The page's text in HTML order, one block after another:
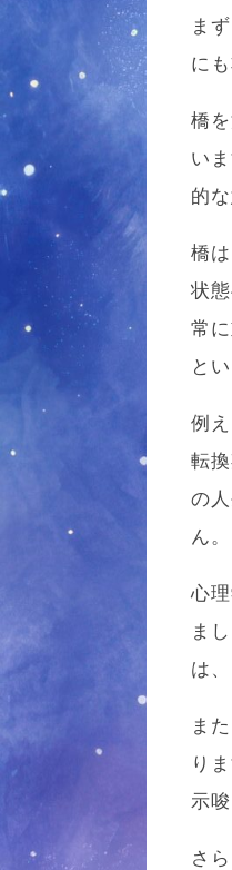
ま
に
橋
い
的
橋
状
常
と
例
転
の
ん。
心
ま
は
ま
り
示
さ